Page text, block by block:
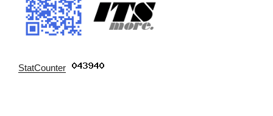
StatCounter